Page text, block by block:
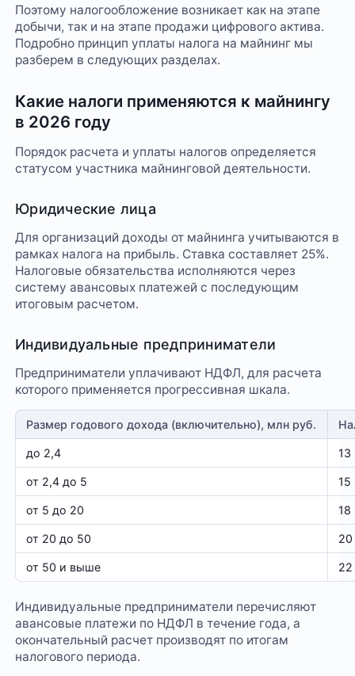
Поэтому налогообложение возникает как на этапе
добычи, так и на этапе продажи цифрового актива.
Подробно принцип уплаты налога на майнинг мы
разберем в следующих разделах.
Какие налоги применяются к майнингу
в 2026 году
Порядок расчета и уплаты налогов определяется
статусом участника майнинговой деятельности.
Юридические лица
Для организаций доходы от майнинга учитываются в
рамках налога на прибыль. Ставка составляет 25%.
Налоговые обязательства исполняются через
систему авансовых платежей с последующим
итоговым расчетом.
Индивидуальные предприниматели
Предприниматели уплачивают НДФЛ, для расчета
которого применяется прогрессивная шкала.
Размер годового дохода (включительно), млн руб.
до 2,4 13
от 2,4 до 5 15
от 5 до 20 18
от 20 до 50 20
от 50 и выше 22
Индивидуальные предприниматели перечисляют
авансовые платежи по НДФЛ в течение года, а
окончательный расчет производят по итогам
налогового периода.